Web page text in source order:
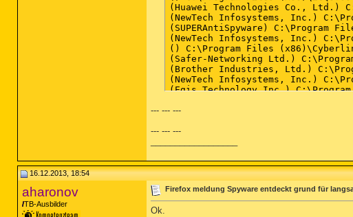
--- --- ---
--- --- ---
16.12.2013, 18:54
aharonov
TB-Ausbilder
Firefox meldung Spyware entdeckt grund für
Ok.